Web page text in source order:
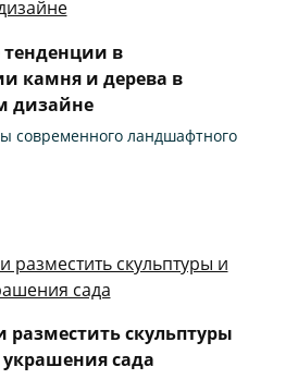
в
камня и дерева в
дизайне
современного ландшафтного
разместить скульптуры
сада